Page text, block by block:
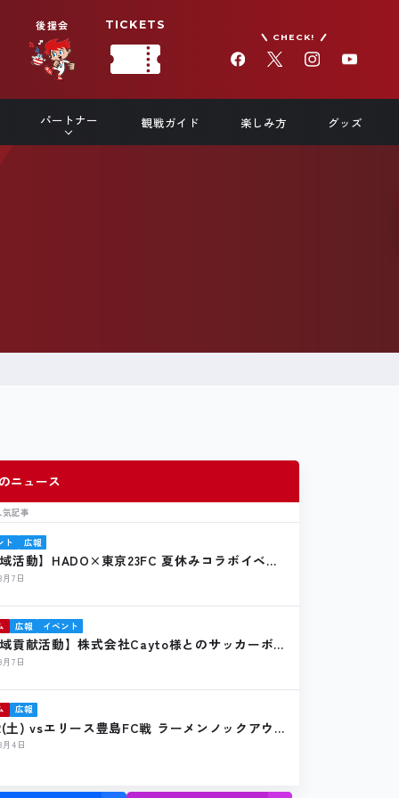
後援会 TICKETS
CHECK!
パートナー 観戦ガイド 楽しみ方 グッズ
ニュース
気記事
ト 広報
域活動】HADO×東京23FC 夏休みコラボイベン
報告
月7日
広報 イベント
域貢献活動】株式会社Cayto様とのサッカーボー
のお知らせ
月7日
広報
土) vsエリース豊島FC戦 ラーメンノックアウ
のお知らせ
月4日